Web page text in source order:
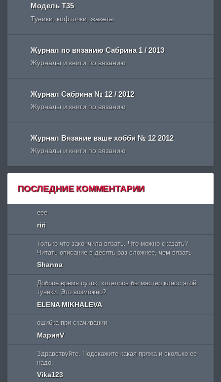
Модель Т35
Туники, кофточки, жакеты
Журнал по вязанию Сабрина 1 / 2013
Журналы и книги по вязанию
Журнал Сабрина № 12 / 2012
Журналы и книги по вязанию
Журнал Вязание ваше хобби № 12 2012
Журналы и книги по вязанию
ПОСЛЕДНИЕ КОММЕНТАРИИ
eee
riri
Только что закончила вязать. Что можно сказать?
Читать описание в десять раз сложнее, чем вязать
Shanna
Доброе время суток, хотелось бы мастер класс этой
туники. Это возможно?
ELENA MIKHALEVA
ошибка при скачивании
МарияV
Здравствуйте. Подскажите какая пряжа и сколько ее
надо.
Vika123